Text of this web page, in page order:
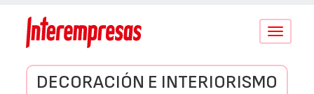
Conmutar
DECORACIÓN E INTERIORISMO